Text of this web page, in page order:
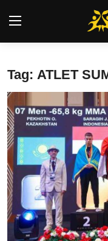
Tentang Kami
Privacy Policy
INFO SUMUT
SEPAKBOLA
Tag: ATLET